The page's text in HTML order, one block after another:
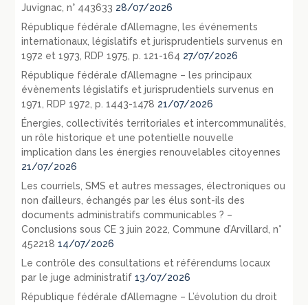
Juvignac, n° 443633 28/07/2026
République fédérale d’Allemagne, les événements
internationaux, législatifs et jurisprudentiels survenus en
1972 et 1973, RDP 1975, p. 121-164 27/07/2026
République fédérale d’Allemagne – les principaux
évènements législatifs et jurisprudentiels survenus en
1971, RDP 1972, p. 1443-1478 21/07/2026
Énergies, collectivités territoriales et intercommunalités,
un rôle historique et une potentielle nouvelle
implication dans les énergies renouvelables citoyennes
21/07/2026
Les courriels, SMS et autres messages, électroniques ou
non d’ailleurs, échangés par les élus sont-ils des
documents administratifs communicables ? –
Conclusions sous CE 3 juin 2022, Commune d’Arvillard, n°
452218 14/07/2026
Le contrôle des consultations et référendums locaux
par le juge administratif 13/07/2026
République fédérale d’Allemagne – L’évolution du droit